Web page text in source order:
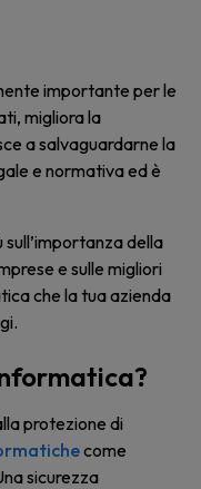
importante per le
migliora la
a salvaguardarne la
e normativa ed è
della
e sulle migliori
che la tua azienda
protezione di
come
sicurezza